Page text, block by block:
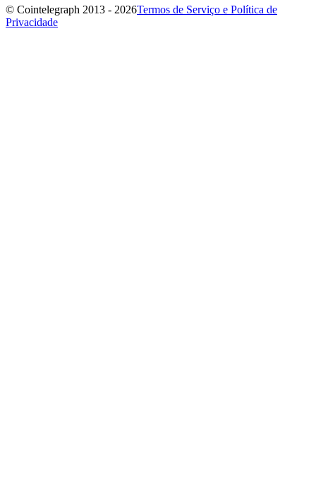
© Cointelegraph 2013 - 2026Termos de Serviço e Política de
Privacidade